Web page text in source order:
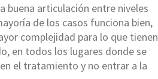
buena articulación entre niveles
de los casos funciona bien,
complejidad para lo que tienen
en todos los lugares donde se
el tratamiento y no entrar a la